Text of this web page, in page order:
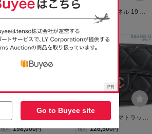
未使用 シャネル CCフィ
リグリー スモール フラッ
プ ウォレット キャビアス
キン 三つ折り財布 A8194
0
CHANEL シャネル 19 ス
モールフラップ ウォレッ
ト 三つ折り財布 AP3711
レディース 中古 美品
136,500
激レア未使用 シャネル マ
トラッセ ココマーク キャ
現在 198,000円
美品 シャネル マトラッセ
ココマーク クラシック ス
現在 126,500円
Go to Buyee site